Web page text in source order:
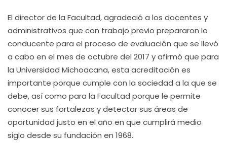
El director de la Facultad, agradeció a los docentes y
administrativos que con trabajo previo prepararon lo
conducente para el proceso de evaluación que se llevó
a cabo en el mes de octubre del 2017 y afirmó que para
la Universidad Michoacana, esta acreditación es
importante porque cumple con la sociedad a la que se
debe, así como para la Facultad porque le permite
conocer sus fortalezas y detectar sus áreas de
oportunidad justo en el año en que cumplirá medio
siglo desde su fundación en 1968.